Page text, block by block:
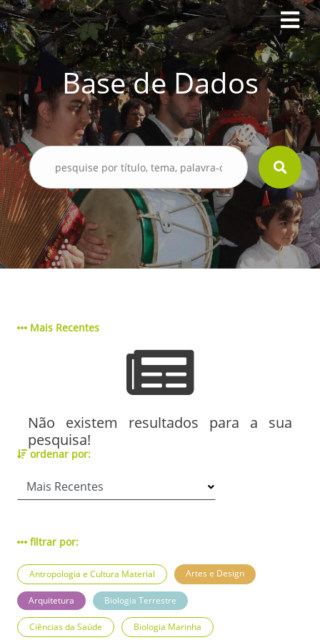
Base de Dados
Mais Recentes
Não existem resultados para a sua
pesquisa!
ordenar por:
filtrar por:
Antropologia e Cultura Material Artes e Design
Arquitetura Biologia Terrestre
Ciências da Saúde Biologia Marinha